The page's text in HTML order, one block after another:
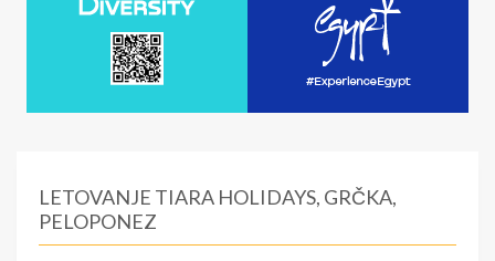
LETOVANJE TIARA HOLIDAYS, GRČKA,
PELOPONEZ